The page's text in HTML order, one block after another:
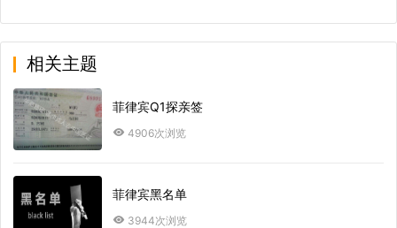
相关主题
菲律宾Q1探亲签
4906次浏览
菲律宾黑名单
3944次浏览